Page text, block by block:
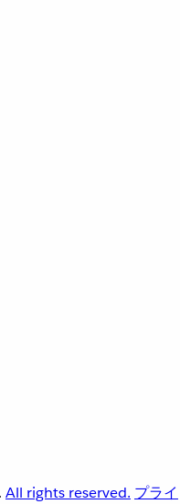
All rights reserved. プライ